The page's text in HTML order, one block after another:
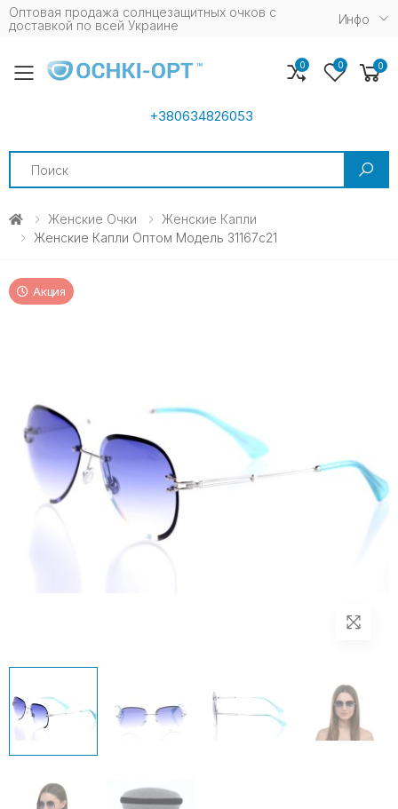
Оптовая продажа солнцезащитных очков c
доставкой по всей Украине
Инфо
Toggle mobile menu
+380634826053
Search
0 0 0
Женские Очки
Женские Капли
Женские Капли Оптом Модель 31167с21
Акция